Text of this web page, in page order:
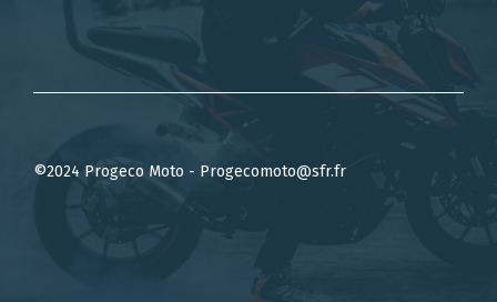
©2024 Progeco Moto - Progecomoto@sfr.fr